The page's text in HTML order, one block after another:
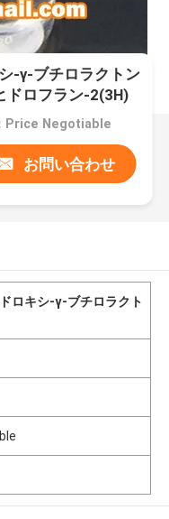
-γ-ブチロラクトン
ドロフラン-2(3H)
Price Negotiable
お問い合わせ
ロキシ-γ-ブチロラクト